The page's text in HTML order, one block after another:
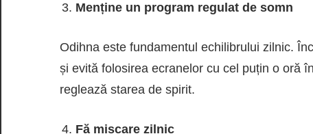
Menține un program regulat de somn
Odihna este fundamentul echilibrului zilnic.
și evită folosirea ecranelor cu cel puțin o oră
reglează starea de spirit.
Fă mișcare zilnic